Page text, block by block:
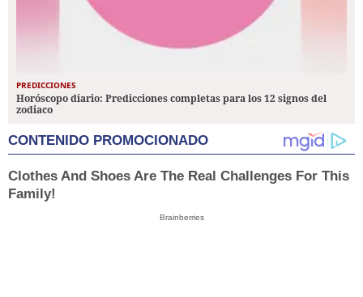
PREDICCIONES
Horóscopo diario: Predicciones completas para los 12 signos del
zodiaco
CONTENIDO PROMOCIONADO
Clothes And Shoes Are The Real Challenges For This
Family!
Brainberries